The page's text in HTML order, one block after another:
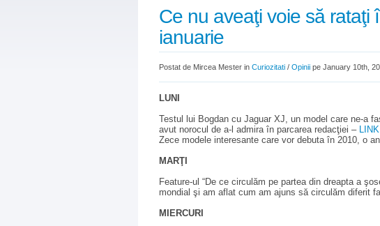
Ce nu aveaţi voie să rataţi
ianuarie
Postat de Mircea Mester in Curiozitati / Opinii pe January 10th,
LUNI
Testul lui Bogdan cu Jaguar XJ, un model care ne-a
avut norocul de a-l admira în parcarea redacţiei – LINK
Zece modele interesante care vor debuta în 2010, o
MARŢI
Feature-ul “De ce circulăm pe partea din dreapta a
mondial şi am aflat cum am ajuns să circulăm diferit
MIERCURI